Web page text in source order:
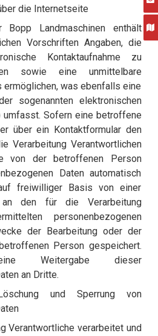
die Internetseite
Landmaschinen enthält
Vorschriften Angaben, die
Kontaktaufnahme zu
sowie eine unmittelbare
ermöglichen, was ebenfalls eine
sogenannten elektronischen
Sofern eine betroffene
über ein Kontaktformular den
Verarbeitung Verantwortlichen
von der betroffenen Person
Daten automatisch
freiwilliger Basis von einer
den für die Verarbeitung
personenbezogenen
der Bearbeitung oder der
Person gespeichert.
Weitergabe dieser
an Dritte.
und Sperrung von
Verantwortliche verarbeitet und